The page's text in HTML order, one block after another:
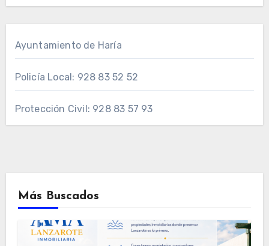
Ayuntamiento de Haría
Policía Local: 928 83 52 52
Protección Civil: 928 83 57 93
Más Buscados